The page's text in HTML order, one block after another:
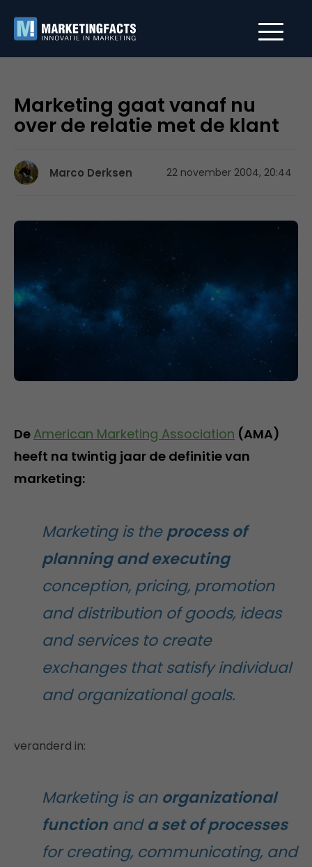
Marketing gaat vanaf nu
over de relatie met de klant
Marco Derksen 22 november 2004, 20:44
De American Marketing Association (AMA)
heeft na twintig jaar de definitie van
marketing:
Marketing is theprocess of
planning and executing
conception, pricing, promotion
and distribution of goods, ideas
and services to create
exchanges that satisfy individual
and organizational goals.
veranderd in:
Marketing is an organizational
function anda set of processes
for creating, communicating, and